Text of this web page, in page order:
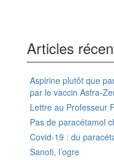
Articles
Aspirine plutôt que
par le vaccin Astra-
Lettre au Professeur
Pas de paracétamol
Covid-19 : du
Sanofi, l’ogre